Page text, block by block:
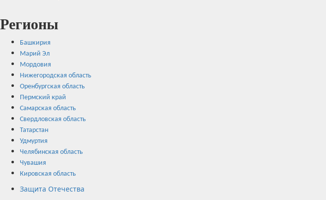
Регионы
Башкирия
Марий Эл
Мордовия
Нижегородская область
Оренбургская область
Пермский край
Самарская область
Свердловская область
Татарстан
Удмуртия
Челябинская область
Чувашия
Кировская область
Защита Отечества